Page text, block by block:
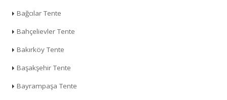
Bağcılar Tente
Bahçelievler Tente
Bakırköy Tente
Başakşehir Tente
Bayrampaşa Tente